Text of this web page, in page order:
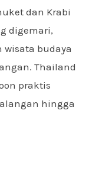
dan Krabi
digemari,
budaya
Thailand
praktis
hingga